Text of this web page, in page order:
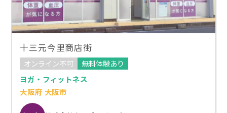
十三元今里商店街
オンライン不可
無料体験あり
ヨガ・フィットネス
大阪府 大阪市